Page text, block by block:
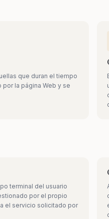
de cookies
cookies para mejorar tu
que duran el tiempo
la página Web y se
terminal del usuario
por el propio
el servicio solicitado por